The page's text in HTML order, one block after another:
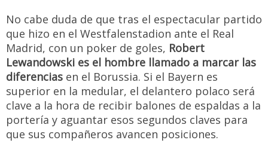
No cabe duda de que tras el espectacular partido
que hizo en el Westfalenstadion ante el Real
Madrid, con un poker de goles, Robert
Lewandowski es el hombre llamado a marcar las
diferencias en el Borussia. Si el Bayern es
superior en la medular, el delantero polaco será
clave a la hora de recibir balones de espaldas a la
portería y aguantar esos segundos claves para
que sus compañeros avancen posiciones.